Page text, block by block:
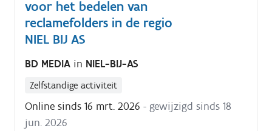
tussen zondagochtend en dinsdagavond in de
brievenbussen belanden Je kiest binnen die
tijdspanne zelf wanneer je de pakketten rondbrengt
eigen beschikbaarheid De opdracht is in zelfstandig
wordt tijdens een gesprek in het dichtstbijzijnde
kantoor of via een videocall gegeven.
voor het bedelen van
reclamefolders in de regio
NIEL BIJ AS
BD MEDIA in NIEL-BIJ-AS
Zelfstandige activiteit
Online sinds 16 mrt. 2026 - gewijzigd sinds 18
jun. 2026